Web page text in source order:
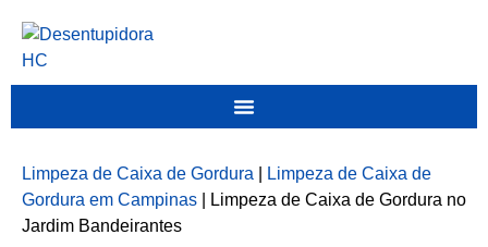
Limpeza de Caixa de Gordura
Limpeza de Caixa de
Gordura em Campinas
Limpeza de Caixa de Gordura no
Jardim Bandeirantes